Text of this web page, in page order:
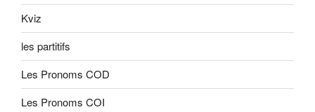
Kviz
les partitifs
Les Pronoms COD
Les Pronoms COI